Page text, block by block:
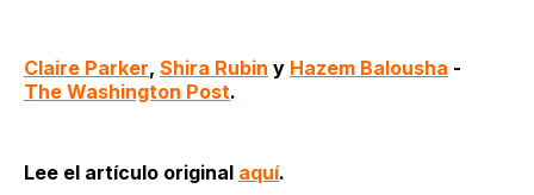
Claire Parker, Shira Rubin y Hazem Balousha -
The Washington Post.
Lee el artículo original aquí.